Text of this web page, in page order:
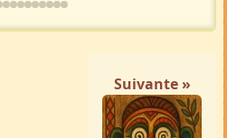
Suivante »